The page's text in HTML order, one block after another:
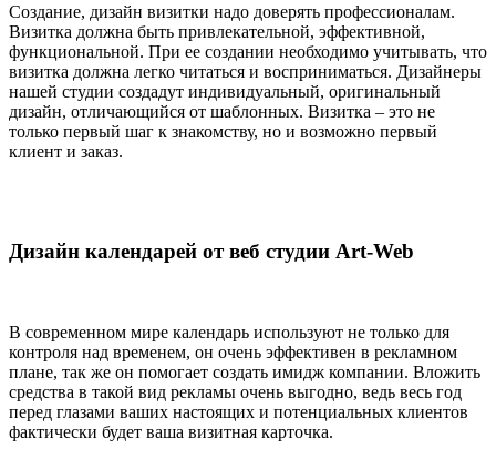
Создание, дизайн визитки надо доверять профессионалам.
Визитка должна быть привлекательной, эффективной,
функциональной. При ее создании необходимо учитывать, что
визитка должна легко читаться и восприниматься. Дизайнеры
нашей студии создадут индивидуальный, оригинальный
дизайн, отличающийся от шаблонных. Визитка – это не
только первый шаг к знакомству, но и возможно первый
клиент и заказ.
Дизайн календарей от веб студии Art-Web
В современном мире календарь используют не только для
контроля над временем, он очень эффективен в рекламном
плане, так же он помогает создать имидж компании. Вложить
средства в такой вид рекламы очень выгодно, ведь весь год
перед глазами ваших настоящих и потенциальных клиентов
фактически будет ваша визитная карточка.